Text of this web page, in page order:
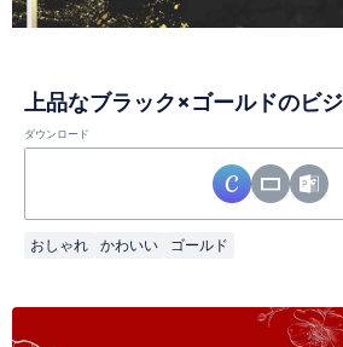
上品なブラック×ゴールドのビ
ダウンロード
おしゃれ かわいい ゴールド